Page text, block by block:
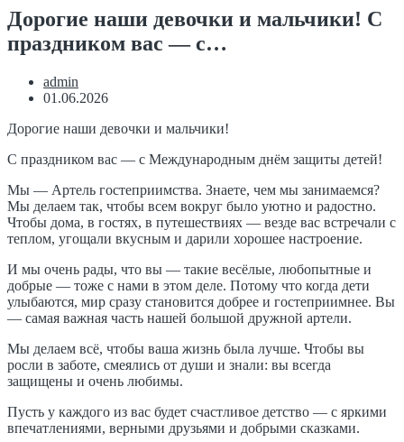
Дорогие наши девочки и мальчики! С
праздником вас — с…
admin
01.06.2026
Дорогие наши девочки и мальчики!
С праздником вас — с Международным днём защиты детей!
Мы — Артель гостеприимства. Знаете, чем мы занимаемся?
Мы делаем так, чтобы всем вокруг было уютно и радостно.
Чтобы дома, в гостях, в путешествиях — везде вас встречали с
теплом, угощали вкусным и дарили хорошее настроение.
И мы очень рады, что вы — такие весёлые, любопытные и
добрые — тоже с нами в этом деле. Потому что когда дети
улыбаются, мир сразу становится добрее и гостеприимнее. Вы
— самая важная часть нашей большой дружной артели.
Мы делаем всё, чтобы ваша жизнь была лучше. Чтобы вы
росли в заботе, смеялись от души и знали: вы всегда
защищены и очень любимы.
Пусть у каждого из вас будет счастливое детство — с яркими
впечатлениями, верными друзьями и добрыми сказками.